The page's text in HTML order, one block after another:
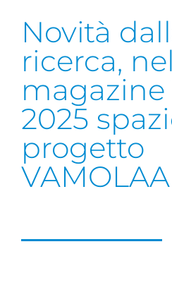
Novità
ricerca, nel
magazine
2025
progetto
VAMOLAA